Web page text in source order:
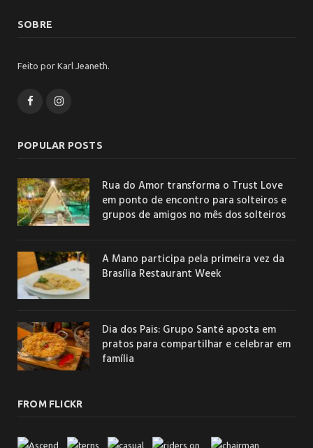
SOBRE
Feito por Karl Jeaneth.
FacebookInstagram
POPULAR POSTS
Rua do Amor transforma o Trust Love
em ponto de encontro para solteiros e
grupos de amigos no mês dos solteiros
A Mano participa pela primeira vez da
Brasília Restaurant Week
Dia dos Pais: Grupo Santé aposta em
pratos para compartilhar e celebrar em
família
FROM FLICKR